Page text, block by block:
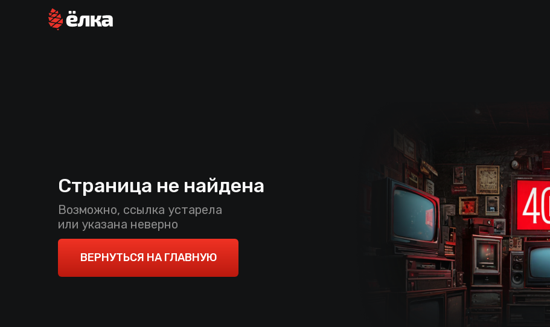
Страница не найдена
Возможно, ссылка устарела
или указана неверно
ВЕРНУТЬСЯ НА ГЛАВНУЮ